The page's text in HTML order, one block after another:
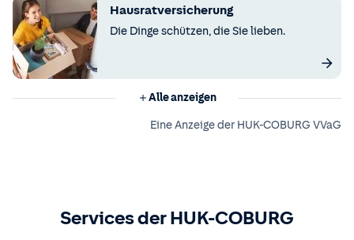
Hausratversicherung
Die Dinge schützen, die Sie lieben.
Alle anzeigen
Eine Anzeige der HUK-COBURG VVaG
Services der HUK-COBURG